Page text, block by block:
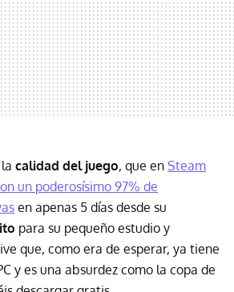
calidad del juego, que en Steam
un poderosísimo 97% de
en apenas 5 días desde su
para su pequeño estudio y
que, como era de esperar, ya tiene
y es una absurdez como la copa de